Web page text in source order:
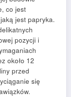
co jest
jest papryka.
pozycji i
około 12
przed
się